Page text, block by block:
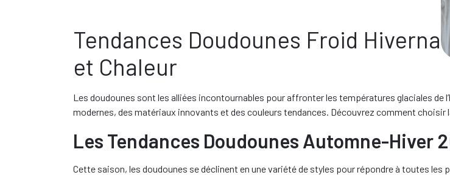
Tendances Doudounes Froid
et Chaleur
Les doudounes sont les alliées incontournables pour affronter les températures glaciales de
modernes, des matériaux innovants et des couleurs tendances. Découvrez comment
Les Tendances Doudounes Automne-Hiver
Cette saison, les doudounes se déclinent en une variété de styles pour répondre à toutes les